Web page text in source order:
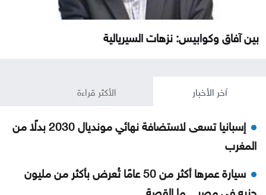
بين آفاق وكوابيس: نزهات السيريالية
آخر الأخبار الأكثر قراءة
إسبانيا تسعى لاستضافة نهائي مونديال 2030 بدلًا من
المغرب
سيارة عمرها أكثر من 50 عامًا تُعرض بأكثر من مليون
جنيه في مصر .. ما القصة